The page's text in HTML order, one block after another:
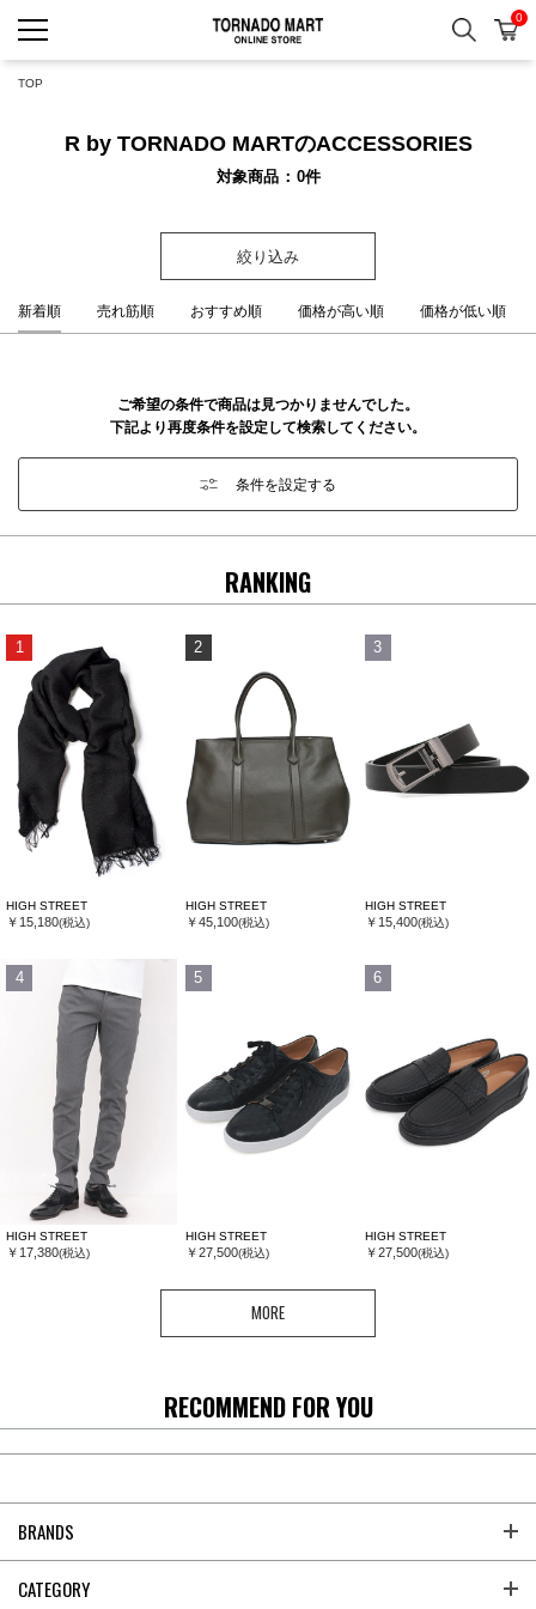
検索 カ
0
TOP
R by TORNADO MARTのACCESSORIES
対象商品 0件
絞り込み
新着順 売れ筋順 おすすめ順 価格が高い順 価格が低い順
ご希望の条件で商品は見つかりませんでした。
下記より再度条件を設定して検索してください。
条件を設定する
RANKING
1
HIGH STREET
￥15,180(税込)
2
HIGH STREET
￥45,100(税込)
3
HIGH STREET
￥15,400(税込)
4
HIGH STREET
￥17,380(税込)
5
HIGH STREET
￥27,500(税込)
6
HIGH STREET
￥27,500(税込)
MORE
RECOMMEND FOR YOU
BRANDS
CATEGORY